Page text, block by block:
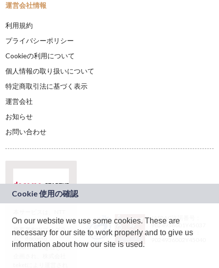
運営会社情報
利用規約
プライバシーポリシー
Cookieの利用について
個人情報の取り扱いについて
特定商取引法に基づく表示
運営会社
お知らせ
お問い合わせ
ドコモグループの新
規事業創出プログラ
ム「docomo
STARTUP」を通じて
JASRAC許諾番号：
9024936001Y45037
JASRAC許諾番号：
On our website we use some cookies. These are
necessary for our site to work properly and to give us
information about how our site is used.